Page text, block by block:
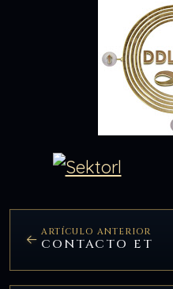
ARTÍCULO ANTERIOR
CONTACTO ET